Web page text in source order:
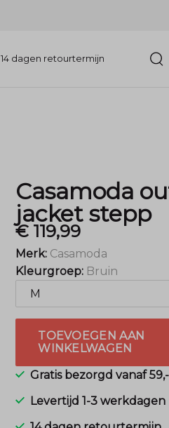
14 dagen retourtermijn
Casamoda
jacket stepp
€ 119,99
Merk: Casamoda
Kleurgroep: Bruin
TOEVOEGEN AAN
WINKELWAGEN
Gratis bezorgd vanaf 59,-
Levertijd 1-3 werkdagen